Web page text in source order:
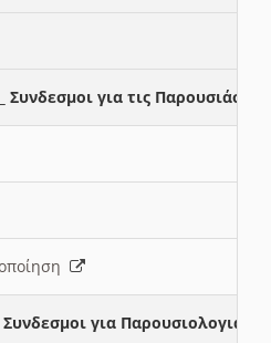
για τις Παρουσιάσεις
για Παρουσιολογια